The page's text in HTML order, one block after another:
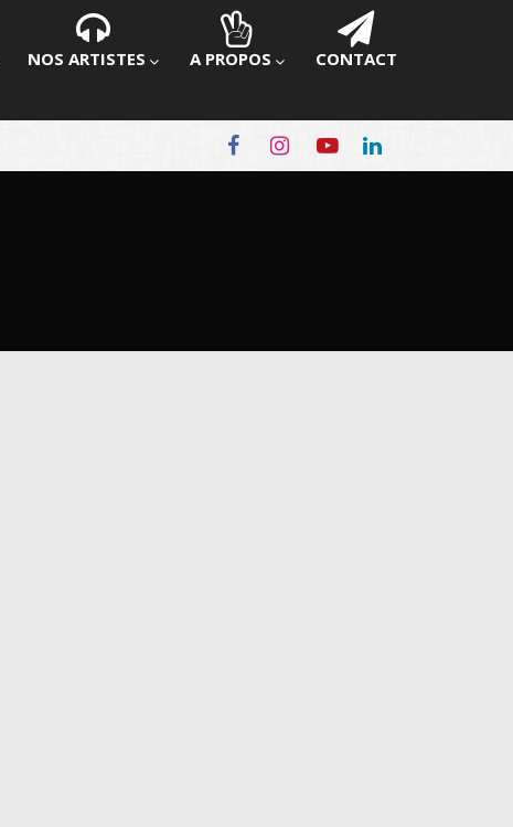
NOS ARTISTES A PROPOS CONTACT